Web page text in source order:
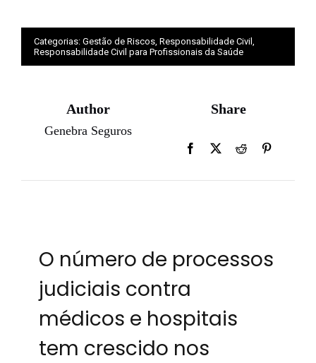
Categorias: Gestão de Riscos, Responsabilidade Civil ,
Responsabilidade Civil para Profissionais da Saúde
Author
Genebra Seguros
Share
O número de processos
judiciais contra
médicos e hospitais
tem crescido nos